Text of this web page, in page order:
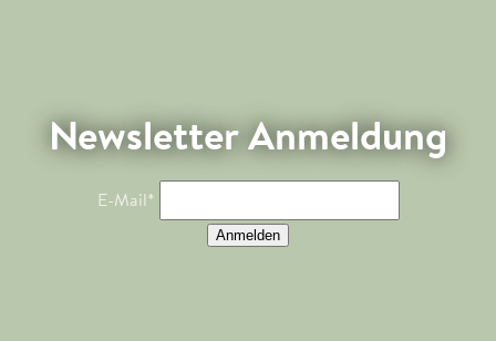
Newsletter Anmeldung
E-Mail*
Anmelden